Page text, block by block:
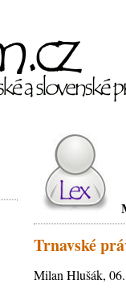
Trnavské
Milan Hlušák,